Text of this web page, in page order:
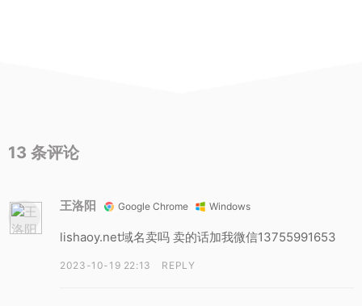
13 条评论
王洛阳 Google Chrome Windows
lishaoy.net域名卖吗 卖的话加我微信13755991653
2023-10-19 22:13 REPLY